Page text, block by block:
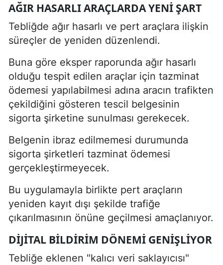
AĞIR HASARLI ARAÇLARDA YENI ŞART
Tebliğde ağır hasarlı ve pert araçlara ilişkin
süreçler de yeniden düzenlendi.
Buna göre eksper raporunda ağır hasarlı
olduğu tespit edilen araçlar için tazminat
ödemesi yapılabilmesi adına aracın trafikten
çekildiğini gösteren tescil belgesinin
sigorta şirketine sunulması gerekecek.
Belgenin ibraz edilmemesi durumunda
sigorta şirketleri tazminat ödemesi
gerçekleştirmeyecek.
Bu uygulamayla birlikte pert araçların
yeniden kayıt dışı şekilde trafiğe
çıkarılmasının önüne geçilmesi amaçlanıyor.
DIJITAL BILDIRIM DÖNEMI GENIŞLIYOR
Tebliğe eklenen "kalıcı veri saklayıcısı"